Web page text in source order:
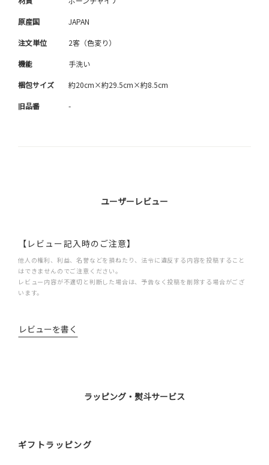
原産国 JAPAN
注文単位 2客（色変り）
機能 手洗い
梱包サイズ 約20cm×約29.5cm×約8.5cm
旧品番 -
ユーザーレビュー
【レビュー記入時のご注意】
他人の権利、利益、名誉などを損ねたり、法令に違反する内容を投稿すること
はできませんのでご注意ください。
レビュー内容が不適切と判断した場合は、予告なく投稿を削除する場合がござ
います。
レビューを書く
ラッピング・熨斗サービス
ギフトラッピング